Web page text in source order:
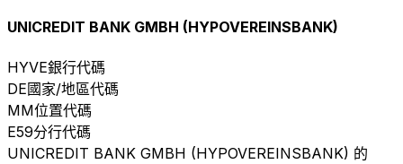
UNICREDIT BANK GMBH (HYPOVEREINSBANK)
HYVE銀行代碼
DE國家/地區代碼
MM位置代碼
E59分行代碼
UNICREDIT BANK GMBH (HYPOVEREINSBANK) 的